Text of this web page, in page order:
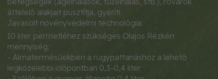
áttelelő alakjait pusztítja, gyéríti.
Javasolt növényvédelmi technológia:
10 liter permetléhez szükséges Olajos Rézkén
mennyiség:
- Almatermésűekben a rügypattanáshoz a lehető
legközelebbi időpontban 0,3-0,4 liter